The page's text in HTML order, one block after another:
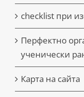
checklist при
Перфектно
ученически
Карта на сайта